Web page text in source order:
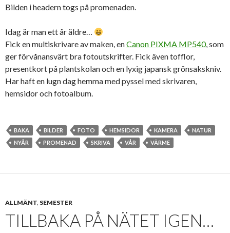
Bilden i headern togs på promenaden.
Idag är man ett år äldre…
Fick en multiskrivare av maken, enCanon PIXMA MP540, som
ger förvånansvärt bra fotoutskrifter. Fick även tofflor,
presentkort på plantskolan och en lyxig japansk grönsakskniv.
Har haft en lugn dag hemma med pyssel med skrivaren,
hemsidor och fotoalbum.
BAKA BILDER FOTO HEMSIDOR KAMERA
NATUR
NYÅR
PROMENAD SKRIVA VÅR VÄRME
ALLMÄNT, SEMESTER
TILLBAKA PÅ NÄTET IGEN…